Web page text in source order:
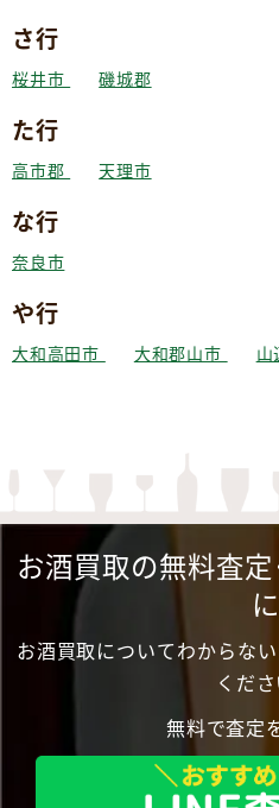
さ行
桜井市 磯城郡
た行
高市郡 天理市
な行
奈良市
や行
大和高田市 大和郡山市 山
お酒買取の無料査
に
お酒買取についてわからな
くださ
無料で査定